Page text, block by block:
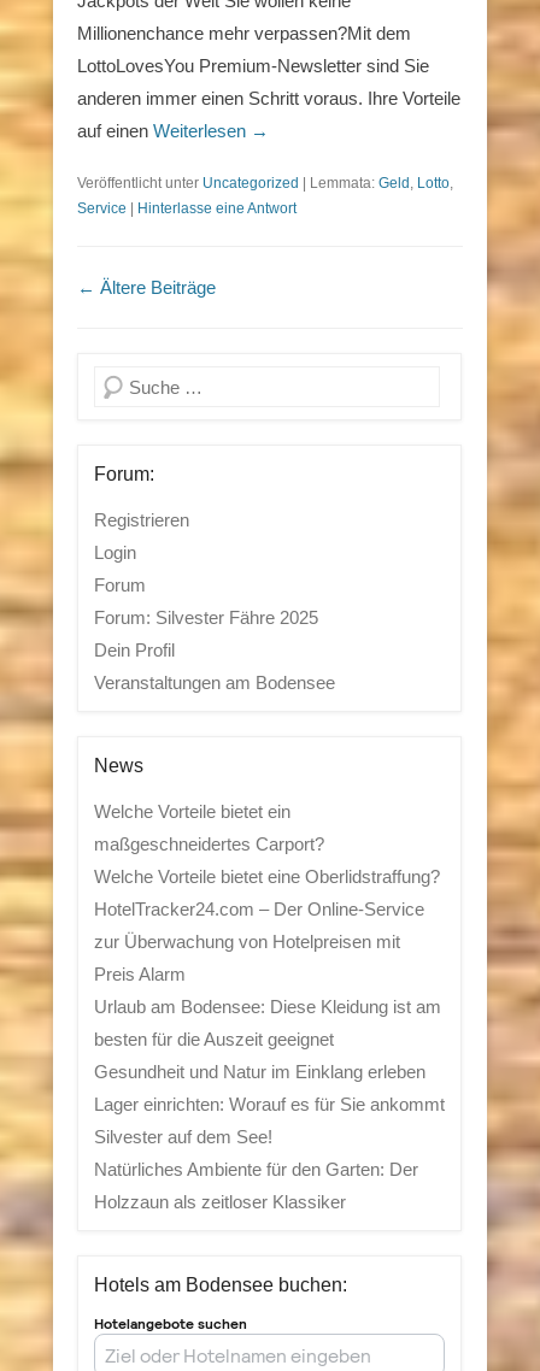
Millionenchance mehr verpassen?Mit dem
LottoLovesYou Premium-Newsletter sind Sie
anderen immer einen Schritt voraus. Ihre Vorteile
auf einen Weiterlesen →
Veröffentlicht unter Uncategorized Lemmata: Geld , Lotto,
Service
Hinterlasse eine Antwort
Beitragsnavigation
← Ältere Beiträge
Suchen
Forum:
Registrieren
Login
Forum
Forum: Silvester Fähre 2025
Dein Profil
Veranstaltungen am Bodensee
News
Welche Vorteile bietet ein
maßgeschneidertes Carport?
Welche Vorteile bietet eine Oberlidstraffung?
HotelTracker24.com – Der Online-Service
zur Überwachung von Hotelpreisen mit
Preis Alarm
Urlaub am Bodensee: Diese Kleidung ist am
besten für die Auszeit geeignet
Gesundheit und Natur im Einklang erleben
Lager einrichten: Worauf es für Sie ankommt
Silvester auf dem See!
Natürliches Ambiente für den Garten: Der
Holzzaun als zeitloser Klassiker
Hotels am Bodensee buchen: